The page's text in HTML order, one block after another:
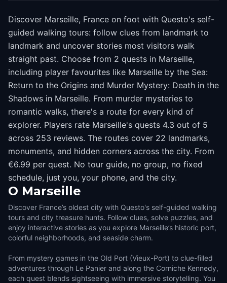
Discover Marseille, France on foot with Questo's self-
guided walking tours: follow clues from landmark to
landmark and uncover stories most visitors walk
straight past. Choose from 2 quests in Marseille,
including player favourites like Marseille by the Sea:
Return to the Origins and Murder Mystery: Death in the
Shadows in Marseille. From murder mysteries to
romantic walks, there's a route for every kind of
explorer. Players rate Marseille's quests 4.3 out of 5
across 253 reviews. The routes cover 22 landmarks,
monuments, and hidden corners across the city. From
€6.99 per quest. No tour guide, no group, no fixed
schedule, just you, your phone, and the city.
O Marseille
Discover France’s oldest city with Questo's self-guided walking
tours and city treasure hunts. Follow clues, solve puzzles, and
enjoy interactive stories as you explore Marseille’s historic port,
colorful neighborhoods, and seaside charm.
From mystery games in the Old Port (Vieux-Port) to clue-filled
adventures through Le Panier and along the Corniche Kennedy,
each quest blends sightseeing with immersive storytelling. You